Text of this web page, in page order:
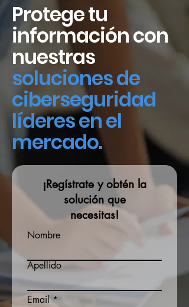
Protege tu
información con
nuestras
soluciones de
ciberseguridad
líderes en el
mercado.
¡Regístrate yobtén la
solución que
necesitas!
Nombre
Apellido
Email